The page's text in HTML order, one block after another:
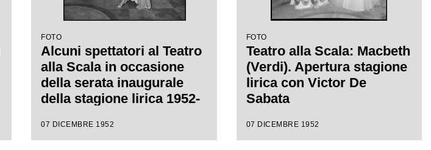
FOTO
Alcuni spettatori al Teatro
alla Scala in occasione
della serata inaugurale
della stagione lirica 1952-
"Macbeth" di Giuseppe
07 DICEMBRE 1952
FOTO
Teatro alla Scala: Macbeth
(Verdi). Apertura stagione
lirica con Victor De
Sabata
07 DICEMBRE 1952